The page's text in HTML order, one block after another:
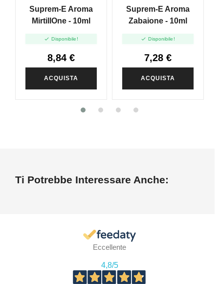
Suprem-E Aroma
MirtillOne - 10ml
 Disponibile!
8,84 €
ACQUISTA
Suprem-E Aroma
Zabaione - 10ml
 Disponibile!
7,28 €
ACQUISTA
Ti Potrebbe Interessare Anche:
Eccellente
4,8/5